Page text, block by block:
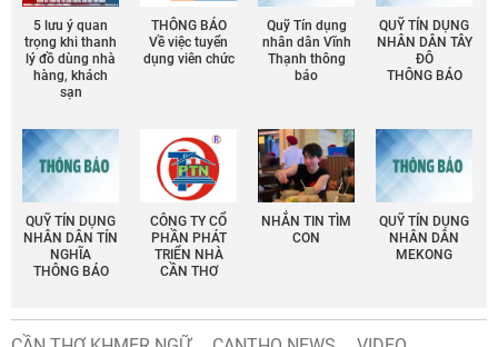
5 lưu ý quan
trọng khi thanh
lý đồ dùng nhà
hàng, khách
sạn
THÔNG BÁO
Về việc tuyển
dụng viên chức
Quỹ Tín dụng
nhân dân Vĩnh
Thạnh thông
báo
QUỸ TÍN DỤNG
NHÂN DÂN TÂY
ĐÔ
THÔNG BÁO
QUỸ TÍN DỤNG
NHÂN DÂN TÍN
NGHĨA
THÔNG BÁO
CÔNG TY CỔ
PHẦN PHÁT
TRIỂN NHÀ
CẦN THƠ
NHẮN TIN TÌM
CON
QUỸ TÍN DỤNG
NHÂN DÂN
MEKONG